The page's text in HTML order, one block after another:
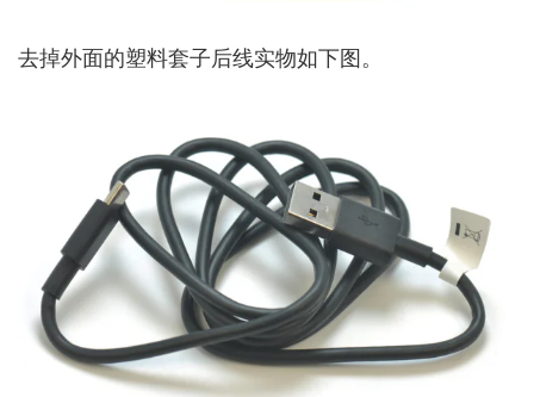
去掉外面的塑料套子后线实物如下图。